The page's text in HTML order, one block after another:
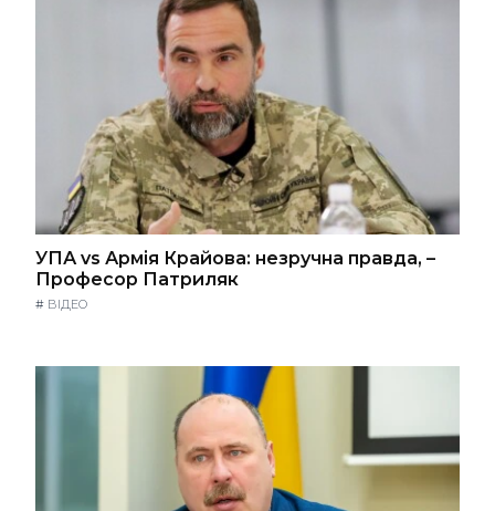
УПА vs Армія Крайова: незручна правда, –
Професор Патриляк
# ВІДЕО